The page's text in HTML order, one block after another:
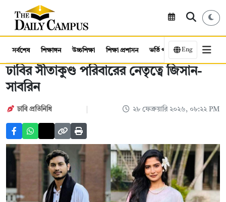
সর্বশেষ শিক্ষাঙ্গন উচ্চশিক্ষা শিক্ষা প্রশাসন ভর্তি পরীক্ষা কর্মসংস্থান
Eng
ঢাবির সীতাকুণ্ড পরিবারের নেতৃত্বে জিসান-
সাবরিন
ঢাবি প্রতিনিধি ২৮ ফেব্রুয়ারি ২০২৬, ০৮:২২ PM